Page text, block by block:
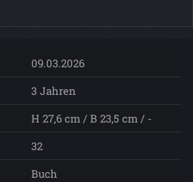
09.03.2026
3 Jahren
H 27,6 cm / B 23,5 cm / -
32
Buch